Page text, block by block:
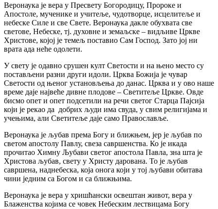
Веронаука је вера у Пресвету Богородицу, Пророке и
Апостоле, мученике и учитеље, чудотворце, исцелитеље и
небеске Силе и све Свете. Веронаука дакле обухвата све
светове, Небеске, тј. духовне и земаљске – видљиве Цркве
Христове, којој је темељ поставио Сам Господ. Зато јој ни
врата ада неће одолети.
У свету је одавно срушен култ Светости и на њено место су
постављени разни други идоли. Црква Божија је чувар
Светости од њеног установљења до данас. Црква и у ово наше
време даје највеће дивне плодове – Светитеље Цркве. Овде
бисмо опет и опет подсетили на речи светог Старца Пајсија
који је рекао да добрих људи има свуда, у свим религијама и
учењима, али Светитеље даје само Православље.
Веронаука је љубав према Богу и ближњем, јер је љубав по
светом апостолу Павлу, свеза савршенства. Ко је икада
прочитао Химну Љубави светог апостола Павла, зна шта је
Христова љубав, свету у Христу дарована. То је љубав
савршена, наднебеска, која онога који у тој љубави обитава
чини једним са Богом и са ближњима.
Веронаука је вера у хришћански освештан живот, вера у
Блаженства којима се човек Небеским лествицама Богу